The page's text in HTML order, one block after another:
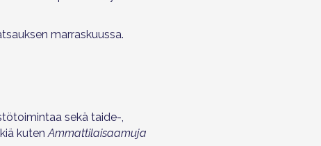
marraskuussa.
sekä taide-,
kutenAmmattilaisaamuja